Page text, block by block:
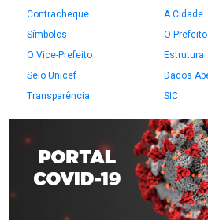
Contracheque
A Cidade
Símbolos
O Prefeito
O Vice-Prefeito
Estrutura
Selo Unicef
Dados
Transparência
SIC